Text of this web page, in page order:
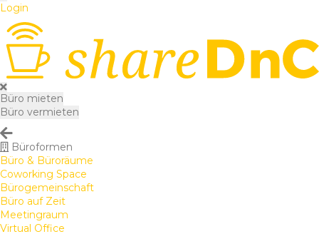
Login
Büro mieten
Büro vermieten
Büroformen
Büro & Büroräume
Coworking Space
Bürogemeinschaft
Büro auf Zeit
Meetingraum
Virtual Office